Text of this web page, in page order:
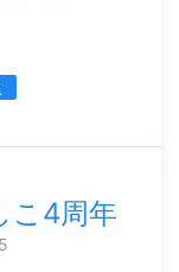
こ4周年